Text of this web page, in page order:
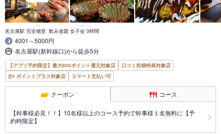
名古屋駅 完全個室 飲み放題 女子会 3時間
4001～5000円
名古屋駅(新幹線口)から徒歩5分
【アプリ予約限定】最大800ポイント還元対象店
口コミ投稿特典対象店
ポイントプラス対象店
スマート支払い可
クーポン コース
【幹事様必見！！】10名様以上のコース予約で幹事様１名無料に【予
約時限定】